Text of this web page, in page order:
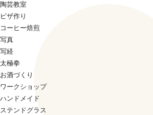
陶芸教室
ピザ作り
コーヒー焙煎
写真
写経
太極拳
お酒づくり
ワークショップ
ハンドメイド
ステンドグラス